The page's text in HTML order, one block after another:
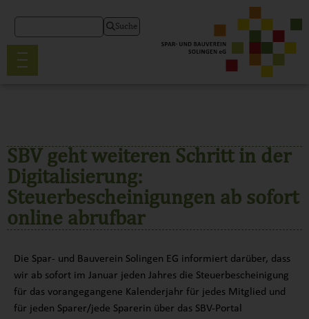
Suche
SBV geht weiteren Schritt in der
Digitalisierung:
Steuerbescheinigungen ab sofort
online abrufbar
Die Spar- und Bauverein Solingen EG informiert darüber, dass
wir ab sofort im Januar jeden Jahres die Steuerbescheinigung
für das vorangegangene Kalenderjahr für jedes Mitglied und
für jeden Sparer/jede Sparerin über das SBV-Portal